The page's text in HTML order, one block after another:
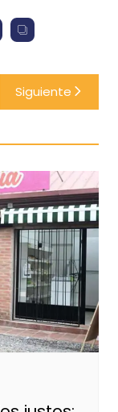
Siguiente